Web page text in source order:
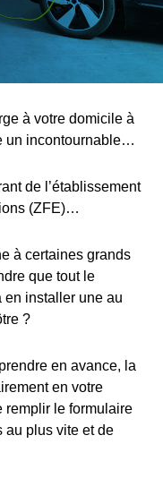
à votre domicile à
un incontournable…
de l’établissement
(ZFE)…
à certaines grands
que tout le
en installer une au
?
en avance, la
en votre
remplir le formulaire
au plus vite et de